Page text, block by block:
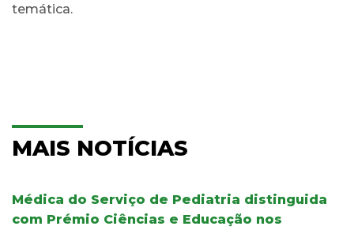
temática.
MAIS NOTÍCIAS
Médica do Serviço de Pediatria distinguida
com Prémio Ciências e Educação nos